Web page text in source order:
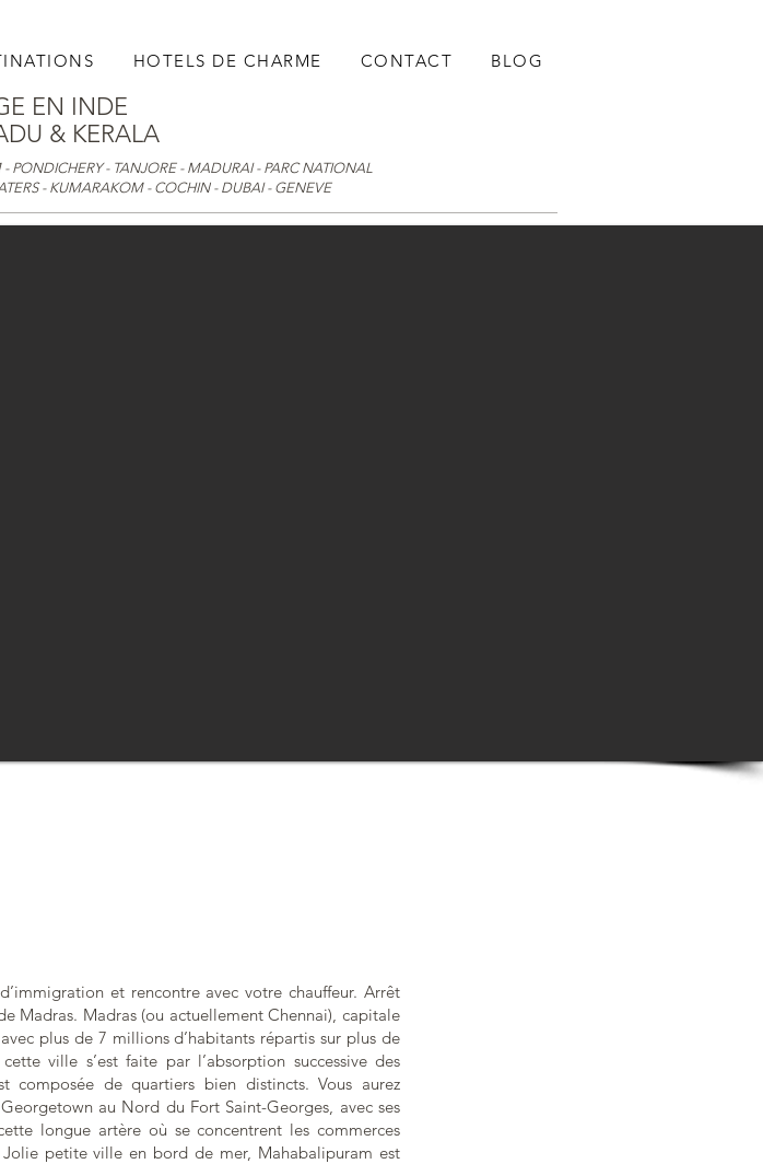
HOTELS DE CHARME CONTACT BLOG
PONDICHERY - TANJORE - MADURAI - PARC NATIONAL
- KUMARAKOM - COCHIN - DUBAI - GENEVE
EN INDE
& KERALA
et rencontre avec votre chauffeur. Arrêt
Madras. Madras (ou actuellement Chennai), capitale
plus de 7 millions d’habitants répartis sur plus de
ville s’est faite par l’absorption successive des
composée de quartiers bien distincts. Vous aurez
au Nord du Fort Saint-Georges, avec ses
longue artère où se concentrent les commerces
petite ville en bord de mer, Mahabalipuram est